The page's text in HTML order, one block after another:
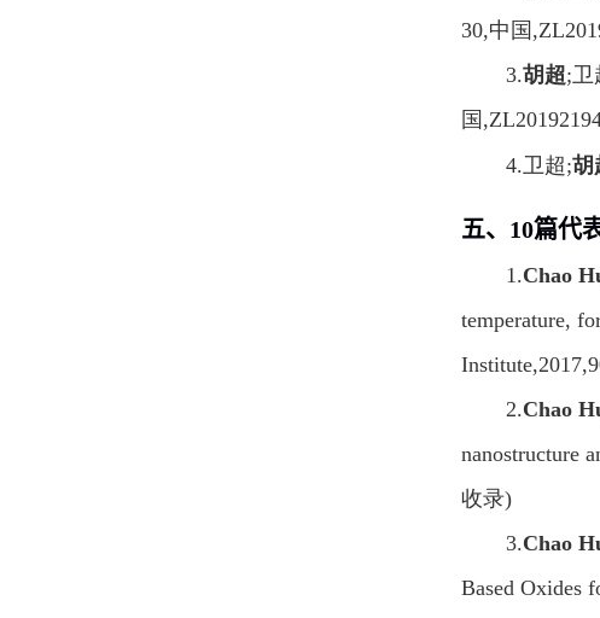
30,中国
3.胡超;卫
国
4.卫超;胡
五、 10篇代
1.Chao
temperature,
2.Chao
nanostructure
收录)
3.Chao
Based Oxides